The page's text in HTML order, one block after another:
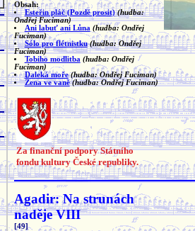
Obsah:
Esteřin pláč (Pozdě prosit) (hudba:
Ondřej Fuciman)
Ani labuť ani Lůna (hudba: Ondřej
Fuciman)
Sólo pro flétnistku (hudba: Ondřej
Fuciman)
Tobiho modlitba (hudba: Ondřej
Fuciman)
Daleká moře (hudba: Ondřej Fuciman)
Žena ve vaně (hudba: Ondřej Fuciman)
Za finanční podpory Státního
fondu kultury České republiky.
Agadir: Na strunách
naděje VIII
[49]